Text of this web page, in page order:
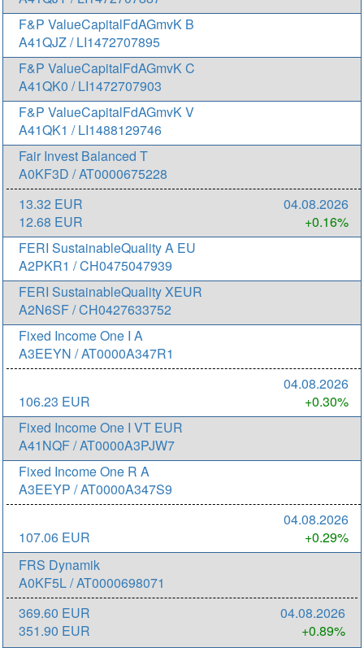
F&P ValueCapitalFdAGmvK B
A41QJZ / LI1472707895
F&P ValueCapitalFdAGmvK C
A41QK0 / LI1472707903
F&P ValueCapitalFdAGmvK V
A41QK1 / LI1488129746
Fair Invest Balanced T
A0KF3D / AT0000675228
13.32 EUR
12.68 EUR
04.08.2026
+0.16%
FERI SustainableQuality A EU
A2PKR1 / CH0475047939
FERI SustainableQuality XEUR
A2N6SF / CH0427633752
Fixed Income One I A
A3EEYN / AT0000A347R1
106.23 EUR
04.08.2026
+0.30%
Fixed Income One I VT EUR
A41NQF / AT0000A3PJW7
Fixed Income One R A
A3EEYP / AT0000A347S9
107.06 EUR
04.08.2026
+0.29%
FRS Dynamik
A0KF5L / AT0000698071
369.60 EUR
351.90 EUR
04.08.2026
+0.89%